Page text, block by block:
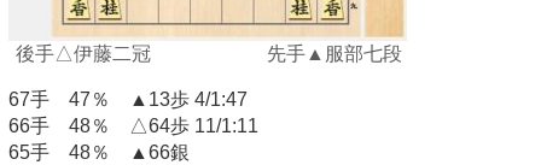
後手△伊藤二冠 先手▲服部七段
67手 47％ ▲13歩 4/1:47
66手 48％ △64歩 11/1:11
65手 48％ ▲66銀